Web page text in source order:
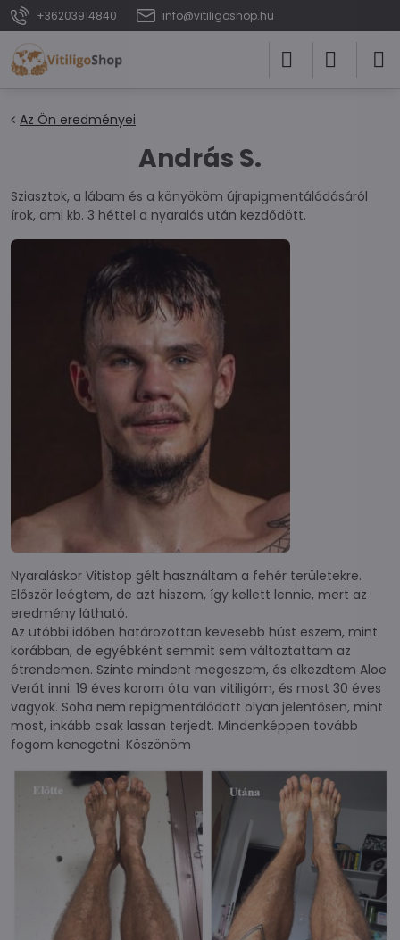
+36203914840 info@vitiligoshop.hu
Az Ön eredményei
András S.
Sziasztok, a lábam és a könyököm újrapigmentálódásáról
írok, ami kb. 3 héttel a nyaralás után kezdődött.
Nyaraláskor Vitistop gélt használtam a fehér területekre.
Először leégtem, de azt hiszem, így kellett lennie, mert az
eredmény látható.
Az utóbbi időben határozottan kevesebb húst eszem, mint
korábban, de egyébként semmit sem változtattam az
étrendemen. Szinte mindent megeszem, és elkezdtem Aloe
Verát inni. 19 éves korom óta van vitiligóm, és most 30 éves
vagyok. Soha nem repigmentálódott olyan jelentősen, mint
most, inkább csak lassan terjedt. Mindenképpen tovább
fogom kenegetni. Köszönöm